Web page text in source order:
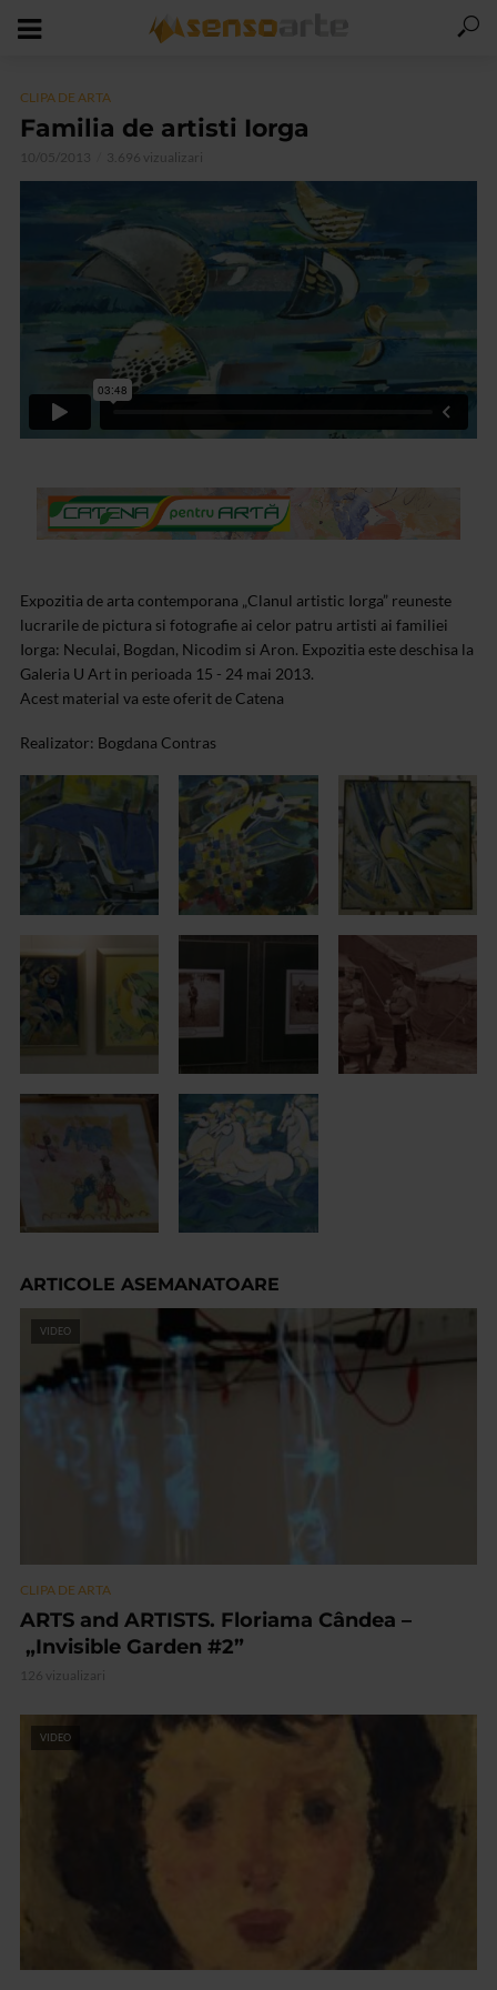
CLIPA DE ARTA
Familia de artisti Iorga
10/05/2013 3.696 vizualizari
Expozitia de arta contemporana „Clanul artistic Iorga” reuneste
lucrarile de pictura si fotografie ai celor patru artisti ai familiei
Iorga: Neculai, Bogdan, Nicodim si Aron. Expozitia este deschisa la
Galeria U Art in perioada 15 - 24 mai 2013.
Acest material va este oferit de Catena
Realizator: Bogdana Contras
ARTICOLE ASEMANATOARE
VIDEO
CLIPA DE ARTA
ARTS and ARTISTS. Floriama Cândea –
„Invisible Garden #2”
126 vizualizari
VIDEO